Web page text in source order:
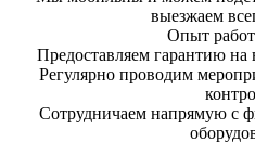
выезжаем
Опыт
Предоставляем гарантию на
Регулярно проводим
Сотрудничаем напрямую с